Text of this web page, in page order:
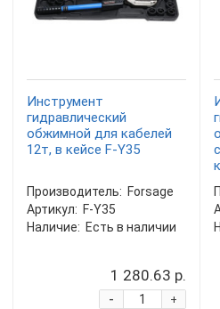
Инструмент
гидравлический
обжимной для кабелей
12т, в кейсе F-Y35
Производитель: Forsage
Артикул: F-Y35
Наличие: Есть в наличии
1 280.63 р.
+
-